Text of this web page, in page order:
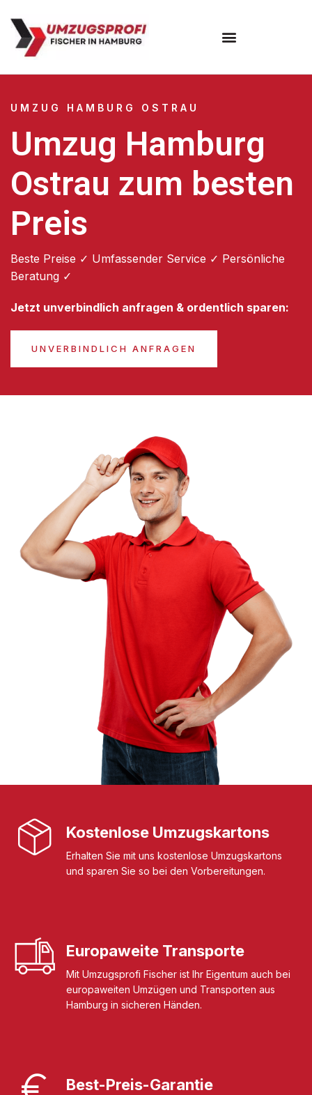
UMZUG HAMBURG OSTRAU
Umzug Hamburg
Ostrau zum besten
Preis
Beste Preise ✓ Umfassender Service ✓ Persönliche
Beratung ✓
Jetzt unverbindlich anfragen & ordentlich sparen:
UNVERBINDLICH ANFRAGEN
Kostenlose Umzugskartons
Erhalten Sie mit uns kostenlose Umzugskartons
und sparen Sie so bei den Vorbereitungen.
Europaweite Transporte
Mit Umzugsprofi Fischer ist Ihr Eigentum auch bei
europaweiten Umzügen und Transporten aus
Hamburg in sicheren Händen.
Best-Preis-Garantie